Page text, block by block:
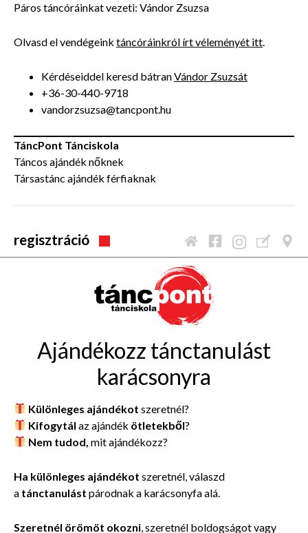
Páros táncóráinkat vezeti: Vándor Zsuzsa
Olvasd el vendégeink táncóráinkról írt véleményét itt.
Kérdéseiddel keresd bátranVándor Zsuzsát
+36-30-440-9718
vandorzsuzsa@tancpont.hu
TáncPont Tánciskola
Táncos ajándék nőknek
Társastánc ajándék férfiaknak
regisztráció
Ajándékozz tánctanulást
karácsonyra
Különleges ajándékot szeretnél?
Kifogytálaz ajándék ötletekből?
Nem tudod,mit ajándékozz?
Ha különleges ajándékot szeretnél, válaszd
a tánctanulást párodnak a karácsonyfa alá.
Szeretnél örömöt okozni, szeretnél boldogságot vagy